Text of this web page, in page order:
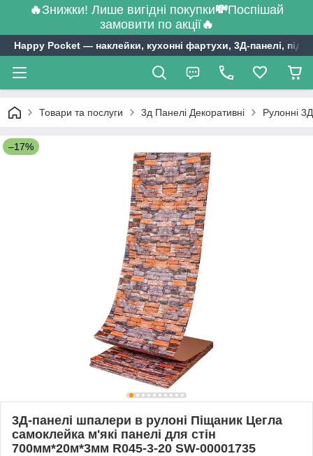
🔥Знижки! Лише вигідні покупки💸Поспішай
замовити по акції🔥
Happy Pocket ― наклейки, кухонні фартухи, 3Д-панелі,
Товари та послуги 3д Панелі Декоративні Рулонні
–17%
3Д-панелі шпалери в рулоні Піщаник Цегла
самоклейка м'які панелі для стін
700мм*20м*3мм R045-3-20 SW-00001735